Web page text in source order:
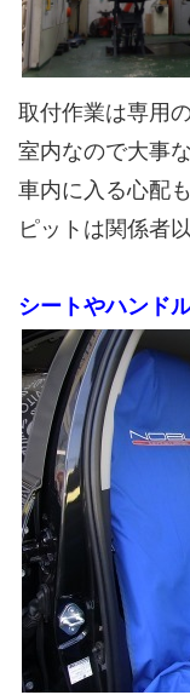
取付作業は専用
室内なので大事
車内に入る心配
ピットは関係者
シートやハンド